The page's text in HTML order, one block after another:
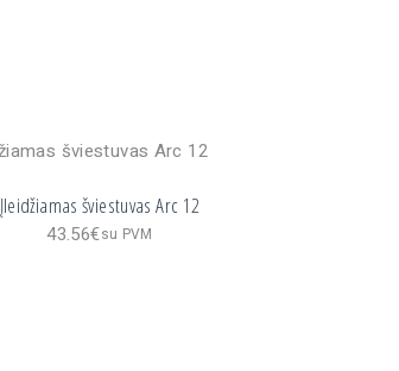
Įleidžiamas šviestuvas Arc 12
43.56€su PVM